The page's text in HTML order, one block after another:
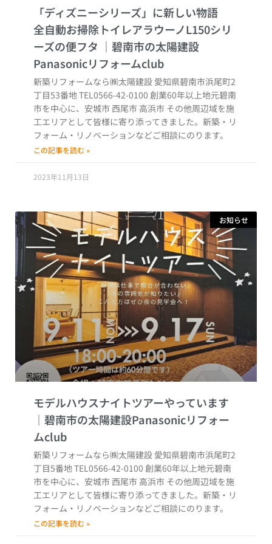
「ディズニーシリーズ」に新しい物語
全自動お掃除トイレアラウーノL150シリ
ーズの便フタ
新築リフォームなら㈱太陽建設 愛知県碧南市浜尾町2
丁目53番地 TEL0566-42-0100 創業60年以上地元碧南
市を中心に、安城市 西尾市 高浜市 その他周辺域を施
工エリアとして皆様に寄り添ってきました。新築・リ
フォーム・リノベーションなどご相談にのります。
この記事を読む »
2023年11月13日
お知らせ
モデルハウスナイトツアーやっています
新築リフォームなら㈱太陽建設 愛知県碧南市浜尾町2
丁目5番地 TEL0566-42-0100 創業60年以上地元碧南
市を中心に、安城市 西尾市 高浜市 その他周辺域を施
工エリアとして皆様に寄り添ってきました。新築・リ
フォーム・リノベーションなどご相談にのります。
この記事を読む »